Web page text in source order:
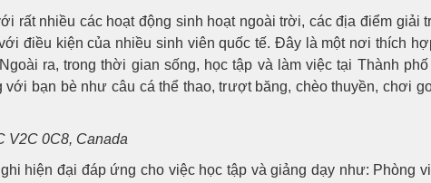
rất nhiều các hoạt động sinh hoạt ngoài trời, các địa điểm
điều kiện của nhiều sinh viên quốc tế. Đây là một nơi thích
ra, trong thời gian sống, học tập và làm việc tại Thành
với bạn bè như câu cá thể thao, trượt băng, chèo thuyền, chơi
V2C 0C8, Canada
hiện đại đáp ứng cho việc học tập và giảng dạy như: Phòng